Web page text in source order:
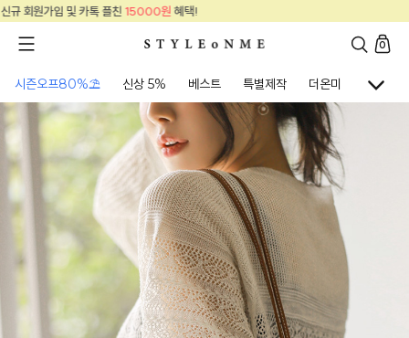
신규 회원가입 및 카톡 플친
0
시즌오프80%⛱ 신상 5% 베스트 특별제작 더온미 골프웨어